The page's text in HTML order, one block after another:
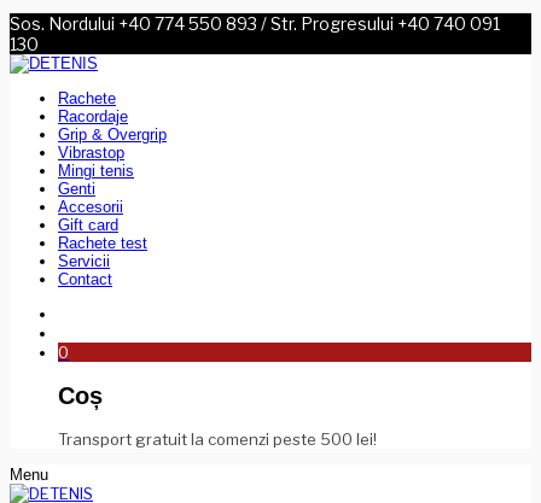
Sos. Nordului +40 774 550 893 / Str. Progresului +40 740 091
130
Rachete
Racordaje
Grip & Overgrip
Vibrastop
Mingi tenis
Genti
Accesorii
Gift card
Rachete test
Servicii
Contact
0
Coș
Transport gratuit la comenzi peste 500 lei!
Menu